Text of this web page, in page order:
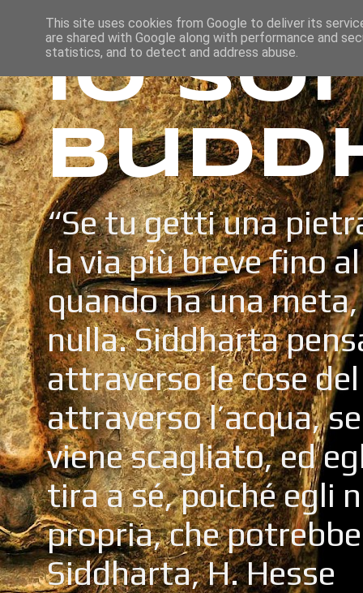
Io
“Se tu getti una
la via più breve fino
quando ha una
nulla. Siddharta
attraverso le cose
attraverso l’acqua,
viene scagliato, ed
tira a sé, poiché egli
propria, che
Siddharta, H. Hesse
This site uses cookies from Google to deliver its
are shared with Google along with performance and
statistics, and to detect and address abuse.